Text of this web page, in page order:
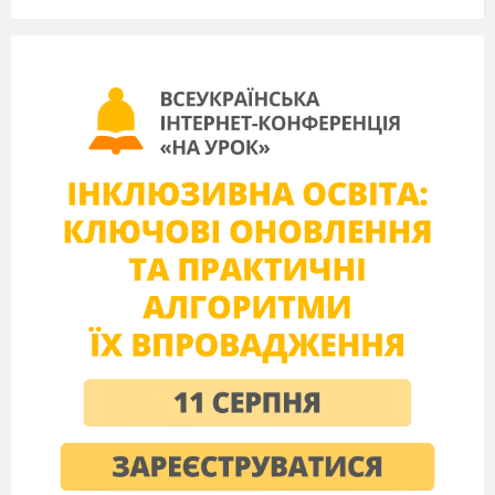
помагав своїми молитвами над недужими, а
може і своїми піснями, бо в його піснях
лилась, як чари, що слухає чоловік і не
наслухається. За теєто, за все поважали його
козаки, як батька: і хоч би попоросив у кого
останню свитину з плечей на викуп
невільника, то й йому оддав усякий»
(Старий кобзар, «божий чоловік»)
«Чоловік сей був у короткій старенькій
свитині, у полотняних штанях, чоботи
шкапові, протоптані, і пучки не видно. Хіба
по шаблі можна б догадатися, що воно щось
не просте: шабля аж горіла од золота; да й та
на йому була мов чужа.